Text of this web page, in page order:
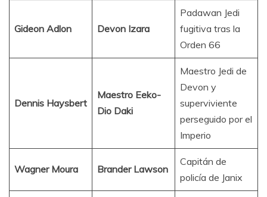
Gideon Adlon Devon Izara
Padawan Jedi
fugitiva tras la
Orden 66
Dennis Haysbert
Maestro Eeko-
Dio Daki
Maestro Jedi de
Devon y
superviviente
perseguido por el
Imperio
Wagner Moura Brander Lawson
Capitán de
policía de Janix